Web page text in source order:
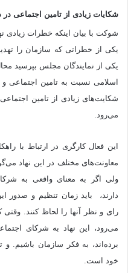
شکایات زیادی از تامین اجتماعی
شوکت با بیان اینکه خطرات زیادی
یکی از خطراتی که سازمان را
یکی از نمایندگان مجلس بپرسید
اسلامی نسبت به تامین اجتماعی و
شکایت‌های زیادی از تامین
می‌رود.
این فعال کارگری در ارتباط با
معاونت‌های مختلف در این نهاد
ولی اگر به معنای واقعی به
دارند، باید زمان تنظیم و صدور
رای و نظر آنها را لحاظ کنند.
می‌رود، این نهاد به شرکای
برده‌اند، به فکر سازمان باشیم. و
خود است.